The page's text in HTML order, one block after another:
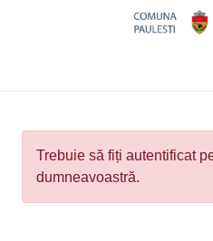
Trebuie să fiți autentificat
dumneavoastră.